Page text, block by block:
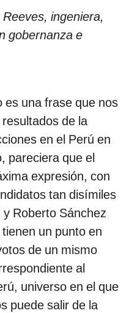
ingeniera,
gobernanza e
es una frase que nos
de la
en el Perú en
pareciera que el
expresión, con
tan disímiles
Roberto Sánchez
un punto en
de un mismo
al
universo en el que
puede salir de la